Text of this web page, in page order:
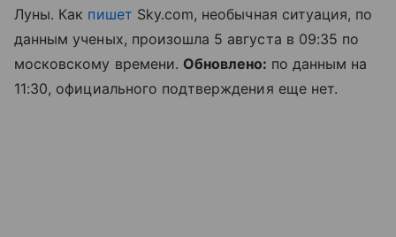
Луны. Как пишет Sky.com, необычная ситуация, по
данным ученых, произошла 5 августа в 09:35 по
московскому времени. Обновлено: по данным на
11:30, официального подтверждения еще нет.